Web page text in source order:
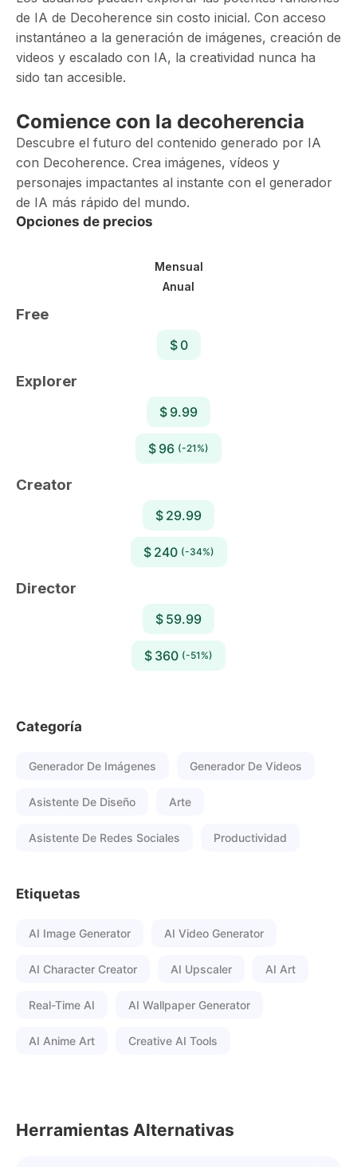
de IA de Decoherence sin costo inicial. Con acceso
instantáneo a la generación de imágenes, creación de
videos y escalado con IA, la creatividad nunca ha
sido tan accesible.
Comience con la decoherencia
Descubre el futuro del contenido generado por IA
con Decoherence. Crea imágenes, vídeos y
personajes impactantes al instante con el generador
de IA más rápido del mundo.
Opciones de precios
Mensual
Anual
Free
$ 0
Explorer
$ 9.99
$ 96 (-21%)
Creator
$ 29.99
$ 240 (-34%)
Director
$ 59.99
$ 360 (-51%)
Categoría
Generador De Imágenes Generador De Videos
Asistente De Diseño Arte
Asistente De Redes Sociales Productividad
Etiquetas
AI Image Generator AI Video Generator
AI Character Creator AI Upscaler AI Art
Real-Time AI AI Wallpaper Generator
AI Anime Art Creative AI Tools
Herramientas Alternativas